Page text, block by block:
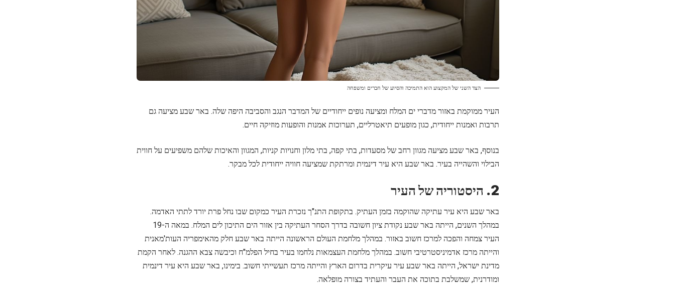
הצד השני של המקצוע הוא התמיכה והסיוע של חברים ומשפחה
העיר ממוקמת באזור מדברי ים המלח ומציעה נופים ייחודיים של המדבר הנגב והסביבה היפה שלה. באר שבע מציעה גם
תרבות ואמנות ייחודית, כגון מופעים תיאטרליים, תערוכות אמנות והופעות מוזיקה חיים.
בנוסף, באר שבע מציעה מגוון רחב של מסעדות, בתי קפה, בתי מלון וחנויות קניות, המגוון והאיכות שלהם משפיעים על חווית
הבילוי והשהייה בעיר. באר שבע היא עיר דינמית ומרתקת שמציעה חוויה ייחודית לכל מבקר.
2. היסטוריה של העיר
באר שבע היא עיר עתיקה שהוקמה בזמן העתיק. בתקופת התנ"ך נזכרת העיר כמקום שבו נחל פרת יורד לתתי האדמה.
במהלך השנים, הייתה באר שבע נקודת ציון חשובה בדרך הסחר העתיקה בין אזור הים התיכון לים המלח. במאה ה-19
העיר צמחה והפכה למרכז חשוב באזור. במהלך מלחמת העולם הראשונה הייתה באר שבע חלק מהאימפריה העות'מאנית
והייתה מרכז אדמיניסטרטיבי חשוב. במהלך מלחמת העצמאות נלחמו בעיר בחיל הפלמ"ח וכיבשה צבא ההגנה. לאחר הקמת
מדינת ישראל, הייתה באר שבע עיר עיקרית בדרום הארץ והייתה מרכז תעשייתי חשוב. בימינו, באר שבע היא עיר דינמית
ומודרנית, שמשלבת בתוכה את העבר והעתיד בצורה מופלאה.